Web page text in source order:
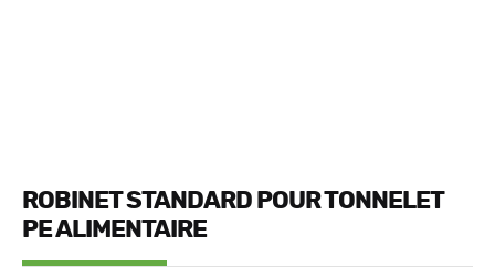
ROBINET STANDARD POUR TONNELET
PE ALIMENTAIRE